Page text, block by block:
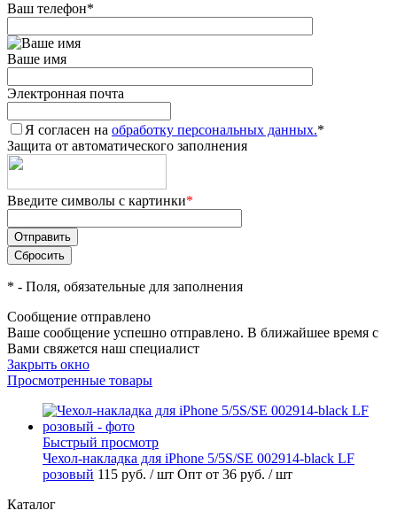
Ваш телефон*
Ваше имя
Электронная почта
Я согласен на обработку персональных данных.*
Защита от автоматического заполнения
Введите символы с картинки*
* - Поля, обязательные для заполнения
Сообщение отправлено
Ваше сообщение успешно отправлено. В ближайшее время с
Вами свяжется наш специалист
Закрыть окно
Просмотренные товары
Быстрый просмотр
Чехол-накладка для iPhone 5/5S/SE 002914-black LF
розовый 115 руб. / шт Опт от 36 руб. / шт
Каталог